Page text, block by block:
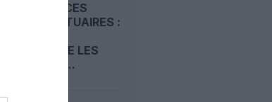
REDEVANCES
AÉROPORTUAIRES :
CONTESTE LES
HAUSSES...